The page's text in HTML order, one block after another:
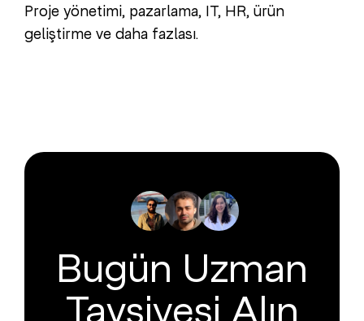
Proje yönetimi, pazarlama, IT, HR, ürün
geliştirme ve daha fazlası.
Bugün Uzman
Tavsiyesi Alın